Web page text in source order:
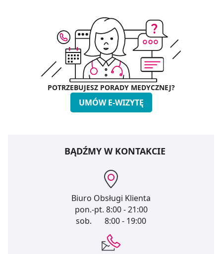
POTRZEBUJESZ PORADY MEDYCZNEJ?
UMÓW E-WIZYTĘ
BĄDŹMY W KONTAKCIE
Biuro Obsługi Klienta
pon.-pt. 8:00 - 21:00
sob.
8:00 - 19:00